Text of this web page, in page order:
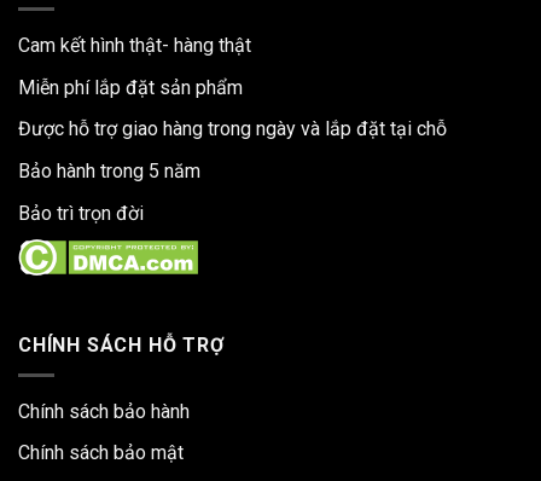
Cam kết hình thật- hàng thật
Miễn phí lắp đặt sản phẩm
Được hỗ trợ giao hàng trong ngày và lắp đặt tại chỗ
Bảo hành trong 5 năm
Bảo trì trọn đời
CHÍNH SÁCH HỖ TRỢ
Chính sách bảo hành
Chính sách bảo mật